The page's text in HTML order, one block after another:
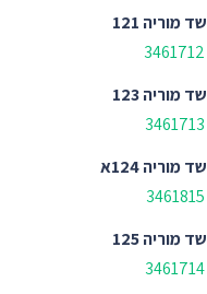
שד מוריה 121
שד מוריה 123
שד מוריה 124א
שד מוריה 125